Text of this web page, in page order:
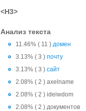
<H3>
Анализ текста
11.46% ( 11 )домен
3.13% ( 3 )почту
3.13% ( 3 )сайт
2.08% ( 2 ) axelname
2.08% ( 2 ) ideiwdom
2.08% ( 2 ) документов